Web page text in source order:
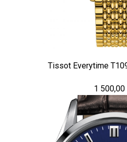
Tissot Everytime
1 500,00